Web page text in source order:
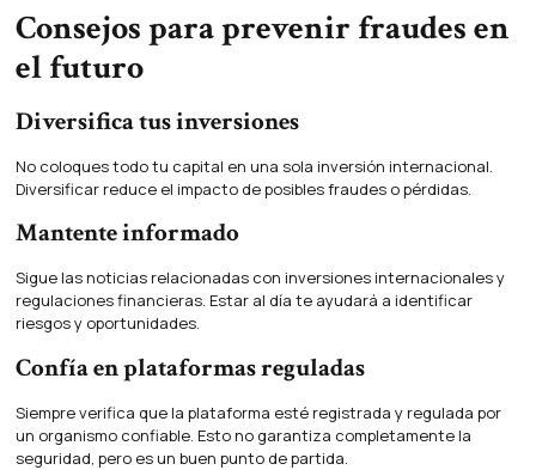
Consejos para prevenir fraudes en
el futuro
Diversifica tus inversiones
No coloques todo tu capital en una sola inversión internacional.
Diversificar reduce el impacto de posibles fraudes o pérdidas.
Mantente informado
Sigue las noticias relacionadas con inversiones internacionales y
regulaciones financieras. Estar al día te ayudará a identificar
riesgos y oportunidades.
Confía en plataformas reguladas
Siempre verifica que la plataforma esté registrada y regulada por
un organismo confiable. Esto no garantiza completamente la
seguridad, pero es un buen punto de partida.